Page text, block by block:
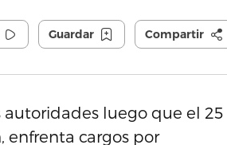
Guardar Compartir
autoridades luego que el 25
enfrenta cargos por